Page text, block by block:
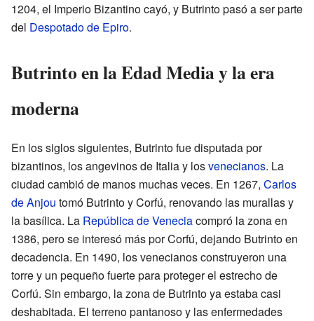
1204, el Imperio Bizantino cayó, y Butrinto pasó a ser parte
del Despotado de Epiro.
Butrinto en la Edad Media y la era
moderna
En los siglos siguientes, Butrinto fue disputada por
bizantinos, los angevinos de Italia y losvenecianos. La
ciudad cambió de manos muchas veces. En 1267, Carlos
de Anjou tomó Butrinto y Corfú, renovando las murallas y
la basílica. La República de Veneciacompró la zona en
1386, pero se interesó más por Corfú, dejando Butrinto en
decadencia. En 1490, los venecianos construyeron una
torre y un pequeño fuerte para proteger el estrecho de
Corfú. Sin embargo, la zona de Butrinto ya estaba casi
deshabitada. El terreno pantanoso y las enfermedades